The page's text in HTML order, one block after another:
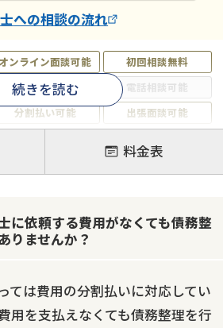
オンライン面談可能
初回相談無料
19時以降電話可能
電話相談可能
分割払い可能
出張面談可能
時効援用
過払い金返還請求
住宅ローン
続きを読む
への相談の流れ
料金表
に依頼する費用がなくても債務整
りませんか？
ては費用の分割払いに対応してい
用を支払えなくても債務整理を行